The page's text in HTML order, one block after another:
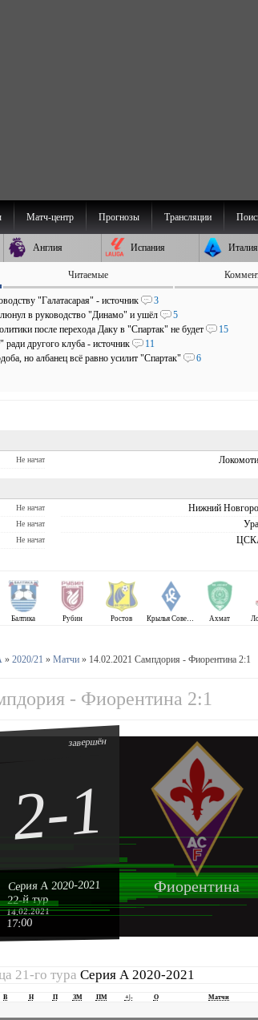
Матч-центр Прогнозы Трансляции
Англия Испания Италия
Читаемые
"Галатасарая" - источник
3
в руководство "Динамо" и ушёл
5
после перехода Даку в "Спартак" не будет
15
ради другого клуба - источник
11
но албанец всё равно усилит "Спартак"
6
Не начат
Не начат Нижний
Не начат
Не начат
Балтика Рубин Ростов Крылья Советов Ахмат
» 2020/21 » Матчи» 14.02.2021 Сампдория - Фиорентина 2:1
- Фиорентина 2:1
Фиорентина
завершён
2-1
Серия А 2020-2021
22-й тур
14.02.2021
17:00
21-го тураСерия А 2020-2021
В Н П ЗМ ПМ +|- О Матчи